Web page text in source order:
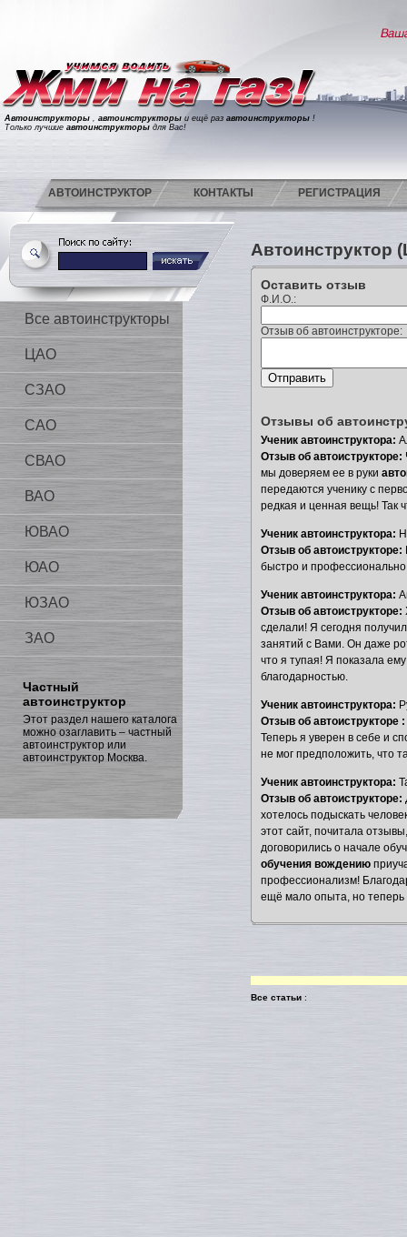
Автоинструкторы , автоинструкторы и ещё раз автоинструкторы !
Только лучшие автоинструкторы для Вас!
АВТОИНСТРУКТОР КОНТАКТЫ РЕГИСТРАЦИЯ
Все автоинструкторы
ЦАО
СЗАО
САО
СВАО
ВАО
ЮВАО
ЮАО
ЮЗАО
ЗАО
Частный
автоинструктор
Этот раздел нашего каталога
можно озаглавить – частный
автоинструктор или
автоинструктор Москва.
Оставить отзыв
Ф.И.О.:
Отзыв об автоинструкторе:
Отзывы об
Ученик автоинструктора:
Отзыв об автоиструкторе:
мы доверяем ее в руки
передаются ученику с
редкая и ценная вещь! Так
Ученик автоинструктора:
Отзыв об автоиструкторе:
быстро и
Ученик автоинструктора:
Отзыв об автоиструкторе:
сделали! Я сегодня
занятий с Вами. Он даже
что я тупая! Я показала
благодарностью.
Ученик автоинструктора:
Отзыв об автоиструкторе :
Теперь я уверен в себе и
не мог предположить, что
Ученик автоинструктора:
Отзыв об автоиструкторе:
хотелось подыскать
этот сайт, почитала
договорились о начале
обучения вождению
профессионализм!
ещё мало опыта, но теперь
Все статьи :